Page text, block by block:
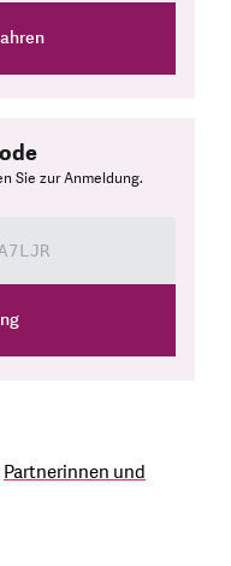
Partnerinnen und